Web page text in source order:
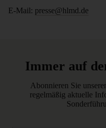
E-Mail: presse@hlmd.de
Immer auf
Abonnieren Sie
regelmäßig aktuelle